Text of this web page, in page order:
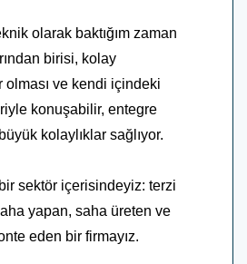
olarak baktığım zaman
birisi, kolay
olması ve kendi içindeki
konuşabilir, entegre
kolaylıklar sağlıyor.
sektör içerisindeyiz: terzi
yapan, saha üreten ve
eden bir firmayız.